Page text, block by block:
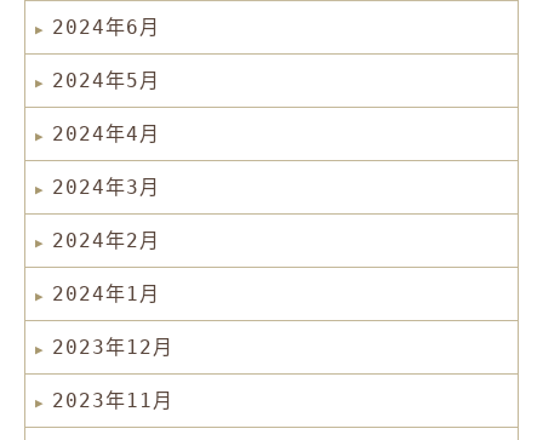
2024年6月
2024年5月
2024年4月
2024年3月
2024年2月
2024年1月
2023年12月
2023年11月